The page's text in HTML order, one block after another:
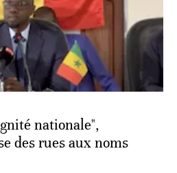
nationale",
des rues aux noms